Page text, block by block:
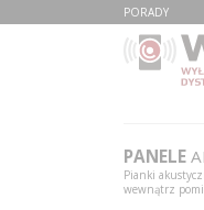
PORADY
PANELE
Pianki
wewnątrz